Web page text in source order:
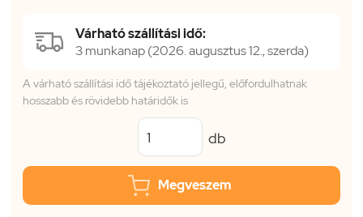
Várható szállítási idő:
3 munkanap (2026. augusztus 12., szerda)
A várható szállítási idő tájékoztató jellegű, előfordulhatnak
hosszabb és rövidebb határidők is
db
Megveszem